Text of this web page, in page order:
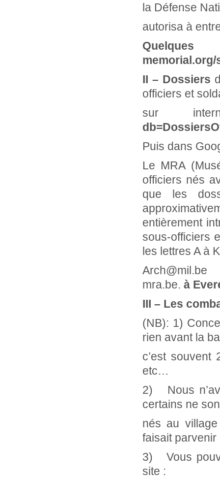
la Défense
autorisa à
Quelques
II – Dossiers
officiers et
sur
Puis dans
Le MRA
officiers nés
que les
entièrement
sous-officiers
les lettres A à
mra.be. à
III – Les
(NB): 1)
rien avant la
c’est souvent
etc…
2) Nous
certains ne
nés au
faisait parvenir
3) Vous
site :